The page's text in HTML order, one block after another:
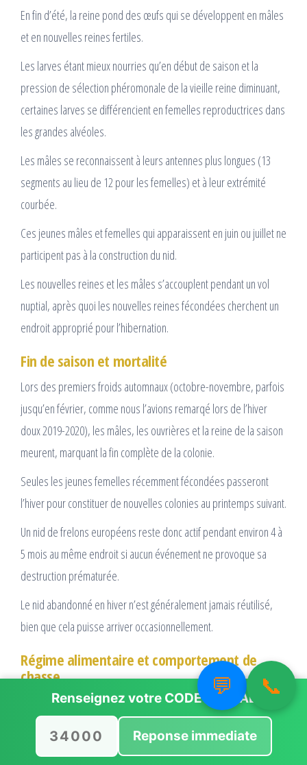
En fin d’été, la reine pond des œufs qui se développent en mâles
et en nouvelles reines fertiles.
Les larves étant mieux nourries qu’en début de saison et la
pression de sélection phéromonale de la vieille reine diminuant,
certaines larves se différencient en femelles reproductrices dans
les grandes alvéoles.
Les mâles se reconnaissent à leurs antennes plus longues (13
segments au lieu de 12 pour les femelles) et à leur extrémité
courbée.
Ces jeunes mâles et femelles qui apparaissent en juin ou juillet ne
participent pas à la construction du nid.
Les nouvelles reines et les mâles s’accouplent pendant un vol
nuptial, après quoi les nouvelles reines fécondées cherchent un
endroit approprié pour l’hibernation.
Fin de saison et mortalité
Lors des premiers froids automnaux (octobre-novembre, parfois
jusqu’en février, comme nous l’avions remarqé lors de l’hiver
doux 2019-2020), les mâles, les ouvrières et la reine de la saison
meurent, marquant la fin complète de la colonie.
Seules les jeunes femelles récemment fécondées passeront
l’hiver pour constituer de nouvelles colonies au printemps suivant.
Un nid de frelons européens reste donc actif pendant environ 4 à
5 mois au même endroit si aucun événement ne provoque sa
destruction prématurée.
Le nid abandonné en hiver n’est généralement jamais réutilisé,
bien que cela puisse arriver occasionnellement.
Régime alimentaire et comportement de
chasse
Alimentation des larves
Le frelon européen est un insecte carnivore dont le régime
alimentaire varie selon le stade de développement. Les larves
💬 📞
Renseignez votre CODE POSTAL
Reponse immediate